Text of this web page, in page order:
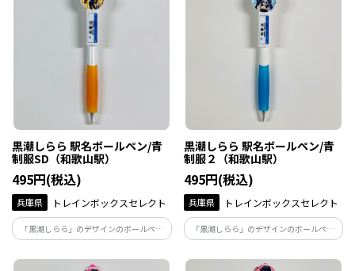
黒潮しらら 駅名ボールペン/青
制服SD（和歌山駅）
495円(税込)
兵庫県 トレインボックスセレクト
「黒潮しらら」のデザインのボールペン
です。/青制服SD（和歌山駅）※ボールペ
ンの芯は黒色です。
黒潮しらら 駅名ボールペン/青
制服２（和歌山駅）
495円(税込)
兵庫県 トレインボックスセレクト
「黒潮しらら」のデザインのボールペン
です。/青制服２（和歌山駅）※ボールペ
ンの芯は黒色です。